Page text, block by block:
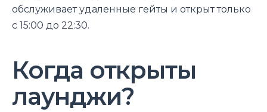
обслуживает удаленные гейты и открыт только
с 15:00 до 22:30.
Когда открыты
лаунджи?